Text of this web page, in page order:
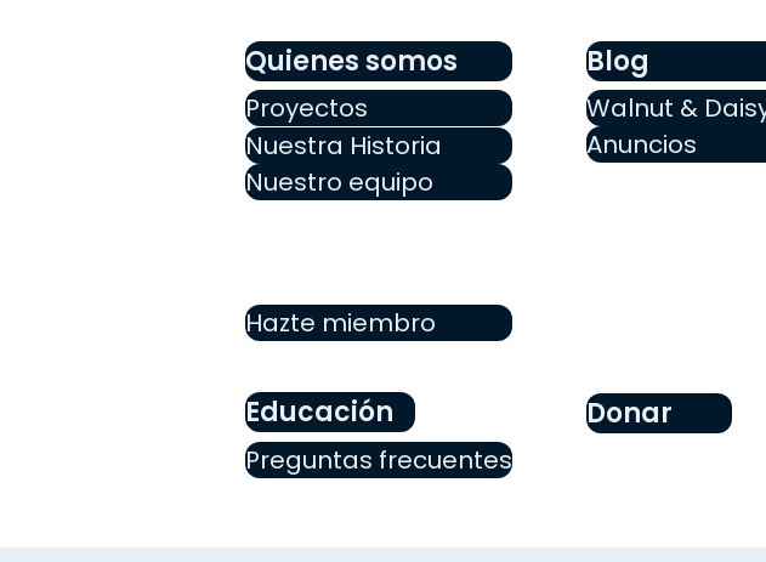
Quienes somos
Proyectos
Nuestra Historia
Nuestro equipo
Blog
Walnut &
Anuncios
Hazte miembro
Educación Donar
Preguntas frecuentes